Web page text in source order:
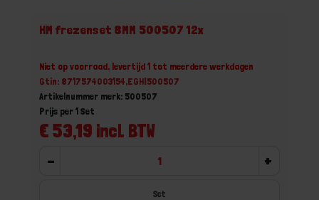
HM frezenset 8MM 500507 12x
Niet op voorraad, levertijd 1 tot meerdere werkdagen
Gtin: 8717574003154,EGHI500507
Artikelnummer merk: 500507
€ 53,19 incl. BTW
Prijs per 1 Set
- +
Set